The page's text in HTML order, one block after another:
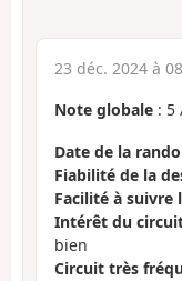
23 déc. 2024 à
Note globale : 5
Date de la
Fiabilité de la
Facilité à
Intérêt du
bien
Circuit très